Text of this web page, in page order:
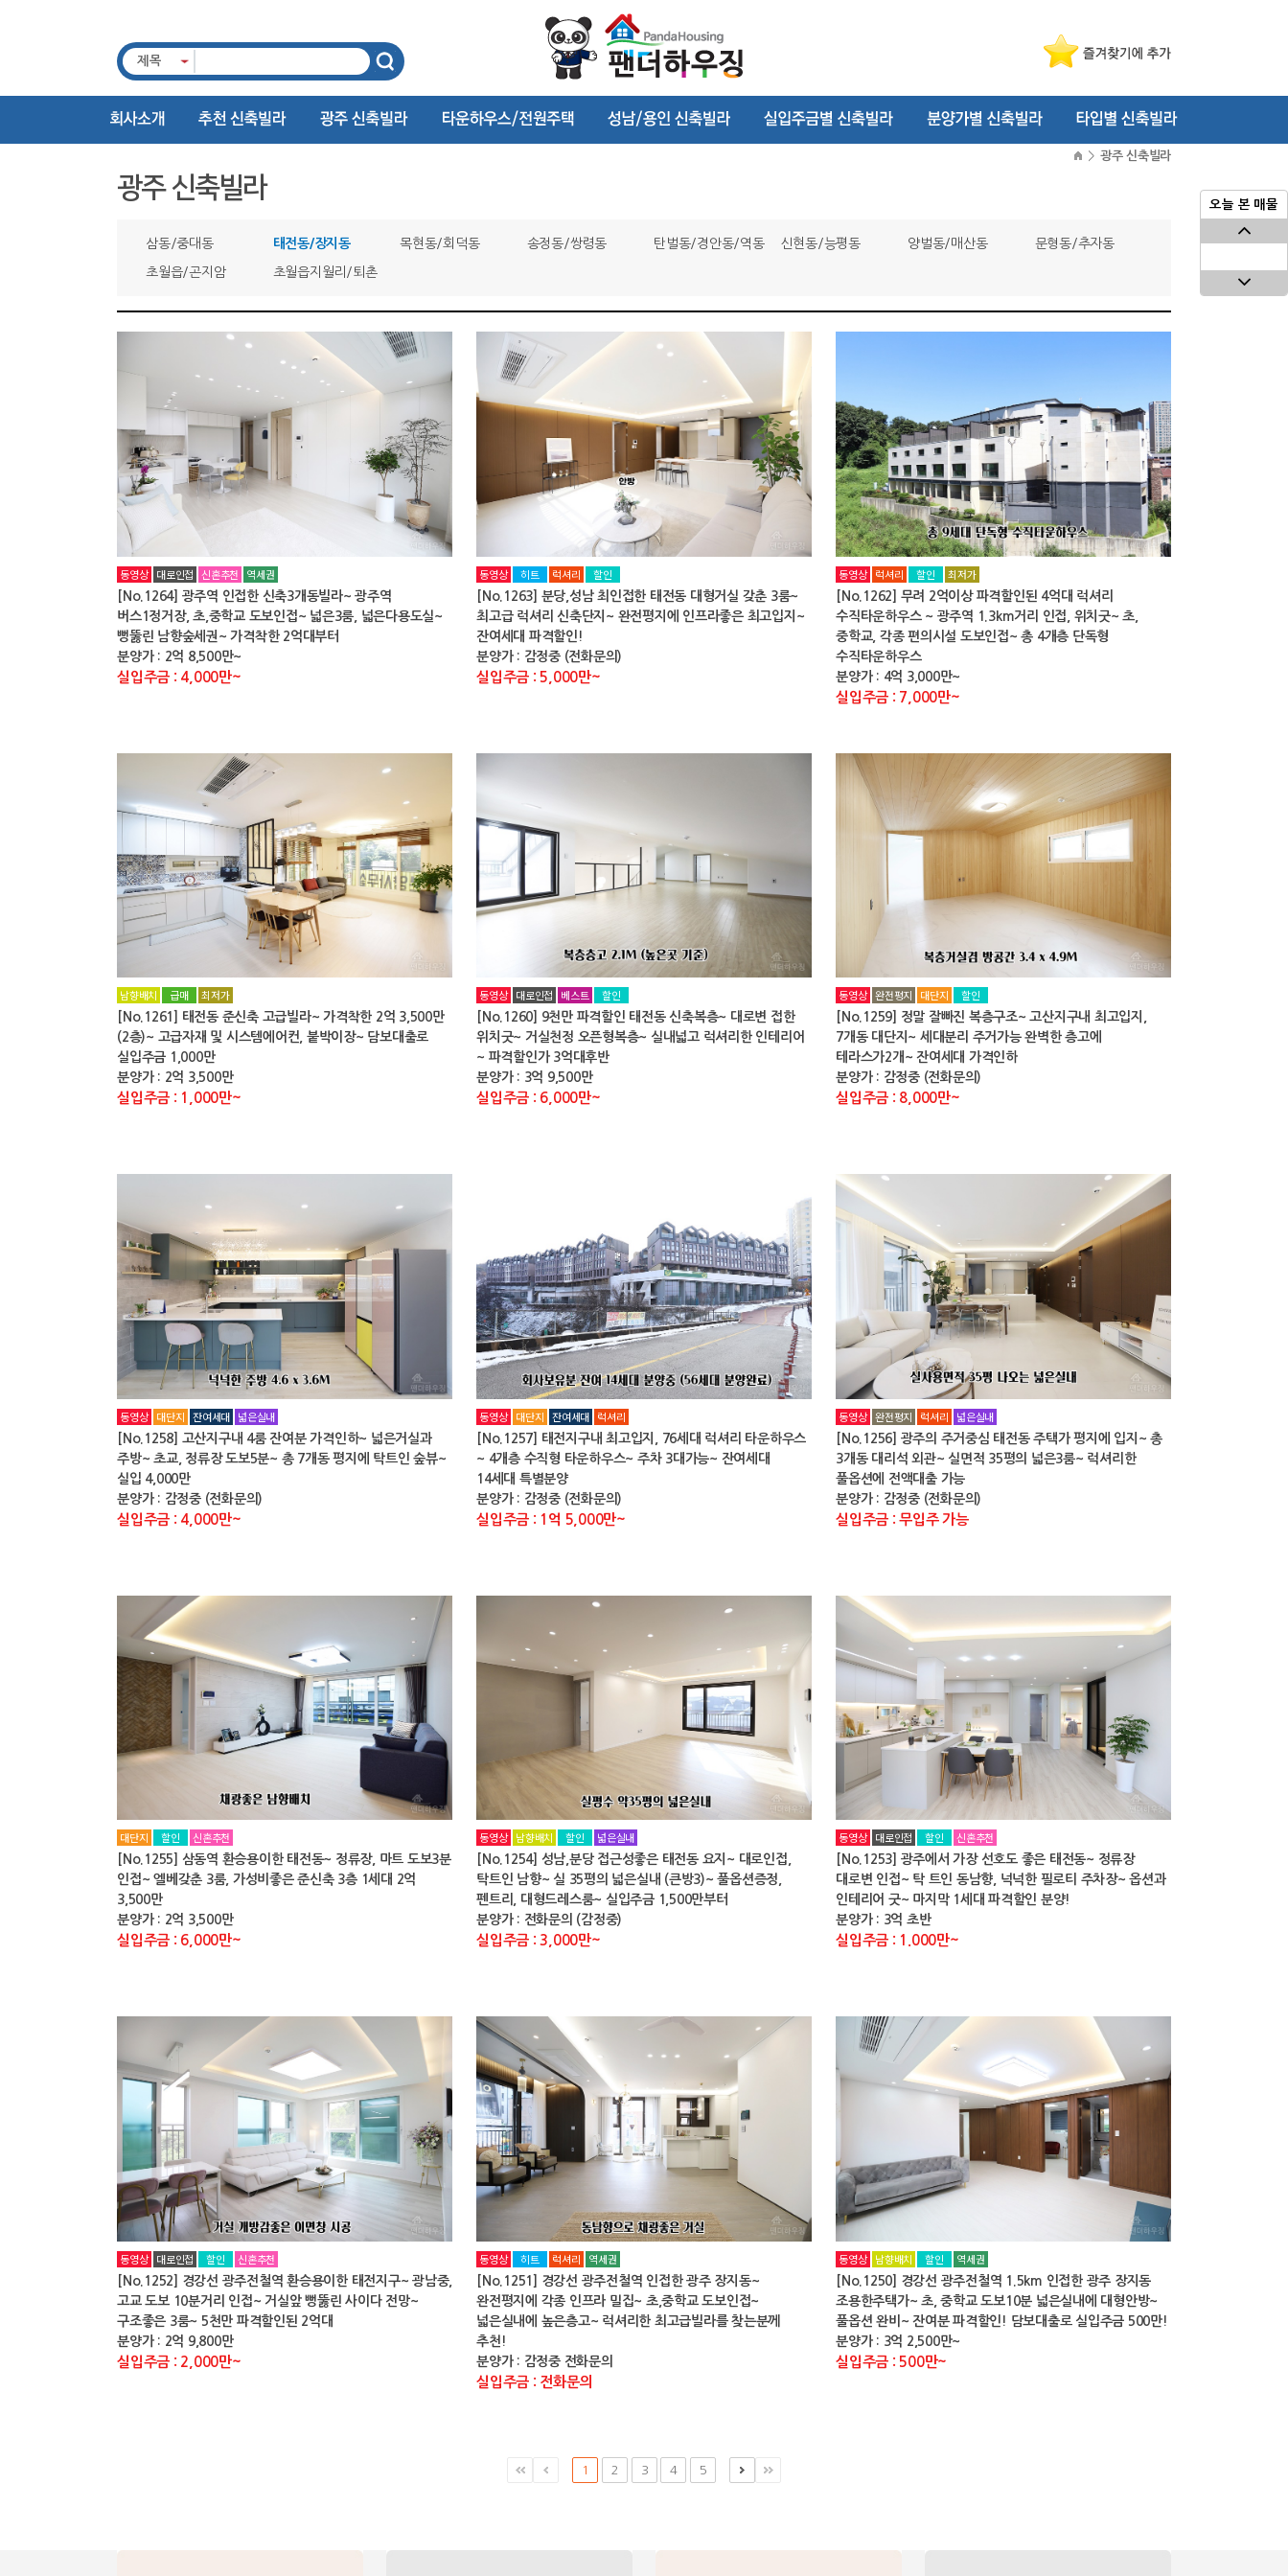
제목
광주 신축빌라
> 광주 신축빌라
삼동/중대동 태전동/장지동 목현동/회덕동 송정동/쌍령동 탄벌동/경안동/역동 신현동/능평동 양벌동/매산동 문형동/추자동
초월읍/곤지암 초월읍지월리/퇴촌
동영상 대로인접 신혼추천 역세권
[No.1264] 광주역 인접한 신축3개동빌라~ 광주역
버스1정거장, 초,중학교 도보인접~ 넓은3룸, 넓은다용도실~
뻥뚫린 남향숲세권~ 가격착한 2억대부터
분양가 : 2억 8,500만~
실입주금 : 4,000만~
동영상 히트 럭셔리 할인
[No.1263] 분당,성남 최인접한 태전동 대형거실 갖춘 3룸~
최고급 럭셔리 신축단지~ 완전평지에 인프라좋은 최고입지~
잔여세대 파격할인!
분양가 : 감정중 (전화문의)
실입주금 : 5,000만~
동영상 럭셔리 할인 최저가
[No.1262] 무려 2억이상 파격할인된 4억대 럭셔리
수직타운하우스 ~ 광주역 1.3km거리 인접, 위치굿~ 초,
중학교, 각종 편의시설 도보인접~ 총 4개층 단독형
수직타운하우스
분양가 : 4억 3,000만~
실입주금 : 7,000만~
남향배치 급매 최저가
[No.1261] 태전동 준신축 고급빌라~ 가격착한 2억 3,500만
(2층)~ 고급자재 및 시스템에어컨, 붙박이장~ 담보대출로
실입주금 1,000만
분양가 : 2억 3,500만
실입주금 : 1,000만~
동영상 대로인접 베스트 할인
[No.1260] 9천만 파격할인 태전동 신축복층~ 대로변 접한
위치굿~ 거실천정 오픈형복층~ 실내넓고 럭셔리한 인테리어
~ 파격할인가 3억대후반
분양가 : 3억 9,500만
실입주금 : 6,000만~
동영상 완전평지 대단지 할인
[No.1259] 정말 잘빠진 복층구조~ 고산지구내 최고입지,
7개동 대단지~ 세대분리 주거가능 완벽한 층고에
테라스가2개~ 잔여세대 가격인하
분양가 : 감정중 (전화문의)
실입주금 : 8,000만~
동영상 대단지 잔여세대 넓은실내
[No.1258] 고산지구내 4룸 잔여분 가격인하~ 넓은거실과
주방~ 초교, 정류장 도보5분~ 총 7개동 평지에 탁트인 숲뷰~
실입 4,000만
분양가 : 감정중 (전화문의)
실입주금 : 4,000만~
동영상 대단지 잔여세대 럭셔리
[No.1257] 태전지구내 최고입지, 76세대 럭셔리 타운하우스
~ 4개층 수직형 타운하우스~ 주차 3대가능~ 잔여세대
14세대 특별분양
분양가 : 감정중 (전화문의)
실입주금 : 1억 5,000만~
동영상 완전평지 럭셔리 넓은실내
[No.1256] 광주의 주거중심 태전동 주택가 평지에 입지~ 총
3개동 대리석 외관~ 실면적 35평의 넓은3룸~ 럭셔리한
풀옵션에 전액대출 가능
분양가 : 감정중 (전화문의)
실입주금 : 무입주 가능
대단지 할인 신혼추천
[No.1255] 삼동역 환승용이한 태전동~ 정류장, 마트 도보3분
인접~ 엘베갖춘 3룸, 가성비좋은 준신축 3층 1세대 2억
3,500만
분양가 : 2억 3,500만
실입주금 : 6,000만~
동영상 남향배치 할인 넓은실내
[No.1254] 성남,분당 접근성좋은 태전동 요지~ 대로인접,
탁트인 남향~ 실 35평의 넓은실내 (큰방3)~ 풀옵션증정,
펜트리, 대형드레스룸~ 실입주금 1,500만부터
분양가 : 전화문의 (감정중)
실입주금 : 3,000만~
동영상 대로인접 할인 신혼추천
[No.1253] 광주에서 가장 선호도 좋은 태전동~ 정류장
대로변 인접~ 탁 트인 동남향, 넉넉한 필로티 주차장~ 옵션과
인테리어 굿~ 마지막 1세대 파격할인 분양!
분양가 : 3억 초반
실입주금 : 1.000만~
동영상 대로인접 할인 신혼추천
[No.1252] 경강선 광주전철역 환승용이한 태전지구~ 광남중,
고교 도보 10분거리 인접~ 거실앞 뻥뚫린 사이다 전망~
구조좋은 3룸~ 5천만 파격할인된 2억대
분양가 : 2억 9,800만
실입주금 : 2,000만~
동영상 히트 럭셔리 역세권
[No.1251] 경강선 광주전철역 인접한 광주 장지동~
완전평지에 각종 인프라 밀집~ 초,중학교 도보인접~
넓은실내에 높은층고~ 럭셔리한 최고급빌라를 찾는분께
추천!
분양가 : 감정중 전화문의
실입주금 : 전화문의
동영상 남향배치 할인 역세권
[No.1250] 경강선 광주전철역 1.5km 인접한 광주 장지동
조용한주택가~ 초, 중학교 도보10분 넓은실내에 대형안방~
풀옵션 완비~ 잔여분 파격할인! 담보대출로 실입주금 500만!
분양가 : 3억 2,500만~
실입주금 : 500만~
1 2 3 4 5
오늘 본 매물